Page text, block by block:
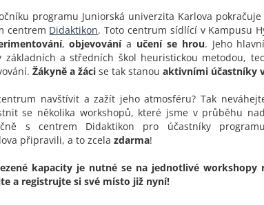
programu Juniorská univerzita Karlova
centrem Didaktikon. Toto centrum sídlící v Kampusu
,objevovánía učení se hrou. Jeho
základních a středních škol heuristickou metodou,
Žákyně a žáci se tak stanou aktivními účastníky
navštívit a zažít jeho atmosféru? Tak
se několika workshopů, které jsme v průběhu
s centrem Didaktikon pro účastníky
připravili, a to zcela zdarma!
kapacity je nutné se na jednotlivé workshopy
a registrujte si své místo již nyní!